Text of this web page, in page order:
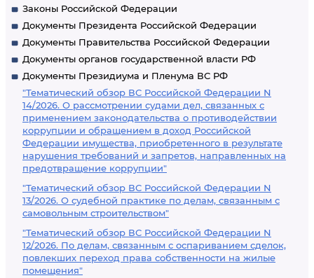
Законы Российской Федерации
Документы Президента Российской Федерации
Документы Правительства Российской Федерации
Документы органов государственной власти РФ
Документы Президиума и Пленума ВС РФ
"Тематический обзор ВС Российской Федерации N
14/2026. О рассмотрении судами дел, связанных с
применением законодательства о противодействии
коррупции и обращением в доход Российской
Федерации имущества, приобретенного в результате
нарушения требований и запретов, направленных на
предотвращение коррупции"
"Тематический обзор ВС Российской Федерации N
13/2026. О судебной практике по делам, связанным с
самовольным строительством"
"Тематический обзор ВС Российской Федерации N
12/2026. По делам, связанным с оспариванием сделок,
повлекших переход права собственности на жилые
помещения"